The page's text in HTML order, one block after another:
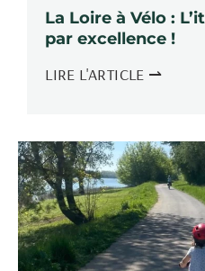
La Loire à Vélo :
par excellence !
LIRE L'ARTICLE ⇀